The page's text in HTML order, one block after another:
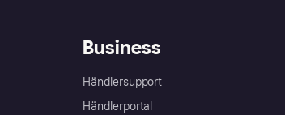
Business
Händlersupport
Händlerportal